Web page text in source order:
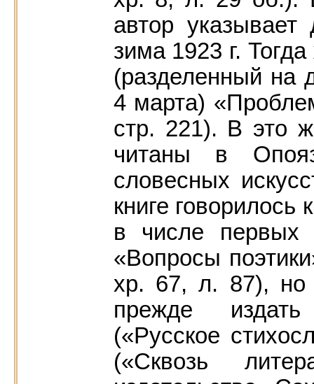
автор
зима 1923 г.
(разделенный на
4 марта)
стр. 221). В это
читаны в
словесных
книге говорилось
в числе первых
«Вопросы
хр. 67, л. 87),
прежде
(«Русское
(«Сквозь